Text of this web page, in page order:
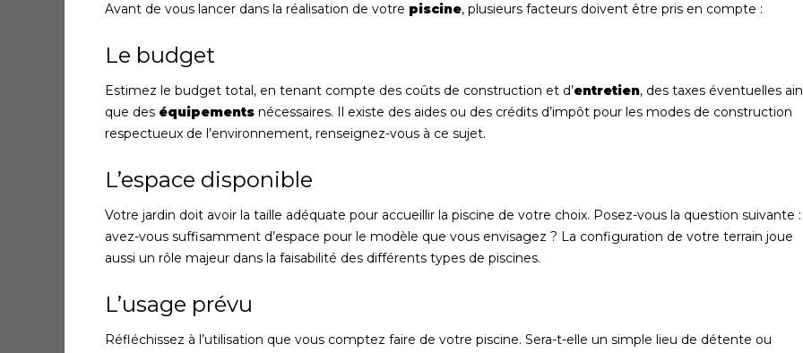
Avant de vous lancer dans la réalisation de votre piscine, plusieurs facteurs doivent être pris en compte :
Le budget
Estimez le budget total, en tenant compte des coûts de construction et d’entretien, des taxes éventuelles
que des équipements nécessaires. Il existe des aides ou des crédits d’impôt pour les modes de construction
respectueux de l’environnement, renseignez-vous à ce sujet.
L’espace disponible
Votre jardin doit avoir la taille adéquate pour accueillir la piscine de votre choix. Posez-vous la question suivante :
avez-vous suffisamment d’espace pour le modèle que vous envisagez ? La configuration de votre terrain joue
aussi un rôle majeur dans la faisabilité des différents types de piscines.
L’usage prévu
Réfléchissez à l’utilisation que vous comptez faire de votre piscine. Sera-t-elle un simple lieu de détente ou